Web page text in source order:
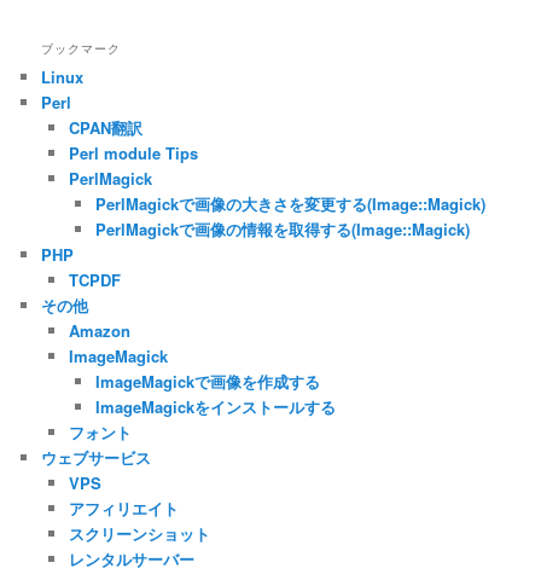
ブックマーク
Linux
Perl
CPAN翻訳
Perl module Tips
PerlMagick
PerlMagickで画像の大きさを変更する(Image::Magick)
PerlMagickで画像の情報を取得する(Image::Magick)
PHP
TCPDF
その他
Amazon
ImageMagick
ImageMagickで画像を作成する
ImageMagickをインストールする
フォント
ウェブサービス
VPS
アフィリエイト
スクリーンショット
レンタルサーバー